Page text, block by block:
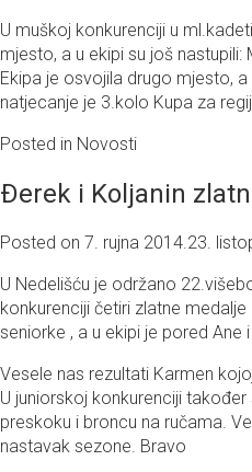
U muškoj konkurenciji u
mjesto, a u ekipi su još
Ekipa je osvojila drugo mjesto,
natjecanje je 3.kolo Kupa za
Posted in Novosti
Ðerek i Koljanin
Posted on 7. rujna 2014. 23.
U Nedelišću je održano
konkurenciji četiri zlatne
seniorke , a u ekipi je pored Ane
Vesele nas rezultati Karmen
U juniorskoj konkurenciji
preskoku i broncu na ručama.
nastavak sezone. Bravo